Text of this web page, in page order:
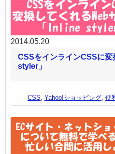
2014.05.20
CSSをインラインCSSに
styler」
CSS, Yahoo!ショッピング, 便